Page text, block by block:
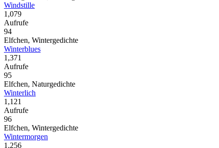
Windstille
1,079
Aufrufe
94
Elfchen, Wintergedichte
Winterblues
1,371
Aufrufe
95
Elfchen, Naturgedichte
Winterlich
1,121
Aufrufe
96
Elfchen, Wintergedichte
Wintermorgen
1,256